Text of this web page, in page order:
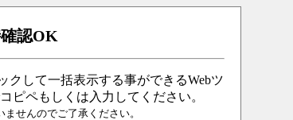
認OK
クして一括表示する事ができるWebツ
ピペもしくは入力してください。
せんのでご了承ください。